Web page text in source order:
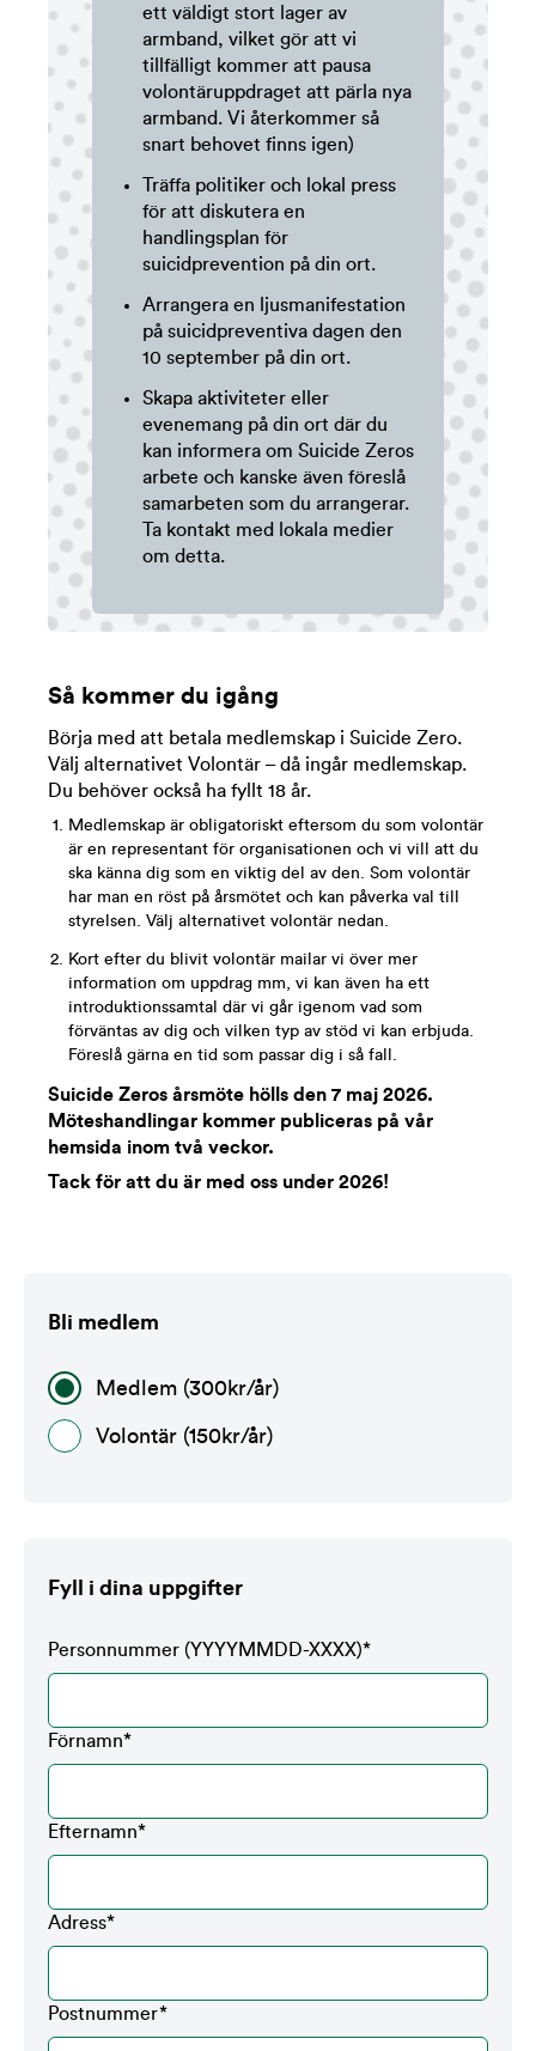
ett väldigt stort lager av
armband, vilket gör att vi
tillfälligt kommer att pausa
volontäruppdraget att pärla nya
armband. Vi återkommer så
snart behovet finns igen)
Träffa politiker och lokal press
för att diskutera en
handlingsplan för
suicidprevention på din ort.
Arrangera en ljusmanifestation
på suicidpreventiva dagen den
10 september på din ort.
Skapa aktiviteter eller
evenemang på din ort där du
kan informera om Suicide Zeros
arbete och kanske även föreslå
samarbeten som du arrangerar.
Ta kontakt med lokala medier
om detta.
Så kommer du igång
Börja med att betala medlemskap i Suicide Zero.
Välj alternativet Volontär – då ingår medlemskap.
Du behöver också ha fyllt 18 år.
Medlemskap är obligatoriskt eftersom du som volontär
är en representant för organisationen och vi vill att du
ska känna dig som en viktig del av den. Som volontär
har man en röst på årsmötet och kan påverka val till
styrelsen. Välj alternativet volontär nedan.
Kort efter du blivit volontär mailar vi över mer
information om uppdrag mm, vi kan även ha ett
introduktionssamtal där vi går igenom vad som
förväntas av dig och vilken typ av stöd vi kan erbjuda.
Föreslå gärna en tid som passar dig i så fall.
Suicide Zeros årsmöte hölls den 7 maj 2026.
Möteshandlingar kommer publiceras på vår
hemsida inom två veckor.
Tack för att du är med oss under 2026!
Bli medlem
Medlem (300kr/år)
Volontär (150kr/år)
Fyll i dina uppgifter
Personnummer (YYYYMMDD-XXXX)*
Förnamn*
Efternamn*
Adress*
Postnummer*